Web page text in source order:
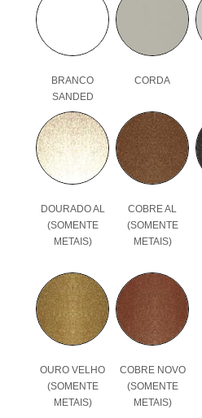
BRANCO
SANDED
CORDA
DOURADO AL
(SOMENTE
METAIS)
COBRE AL
(SOMENTE
METAIS)
OURO VELHO
(SOMENTE
METAIS)
COBRE NOVO
(SOMENTE
METAIS)